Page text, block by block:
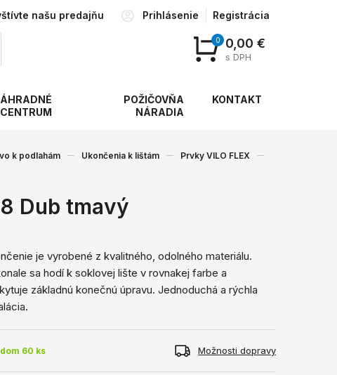
našu predajňu Prihlásenie Registrácia
0 0,00 €
s DPH
CENTRUM
POŽIČOVŇA
NÁRADIA
KONTAKT
k podlahám Ukončenia k lištám
Prvky VILO FLEX
Dub tmavý
je vyrobené z kvalitného, ​​odolného materiálu.
sa hodí k soklovej lište v rovnakej farbe a
základnú konečnú úpravu. Jednoduchá a rýchla
60 ks Možnosti dopravy